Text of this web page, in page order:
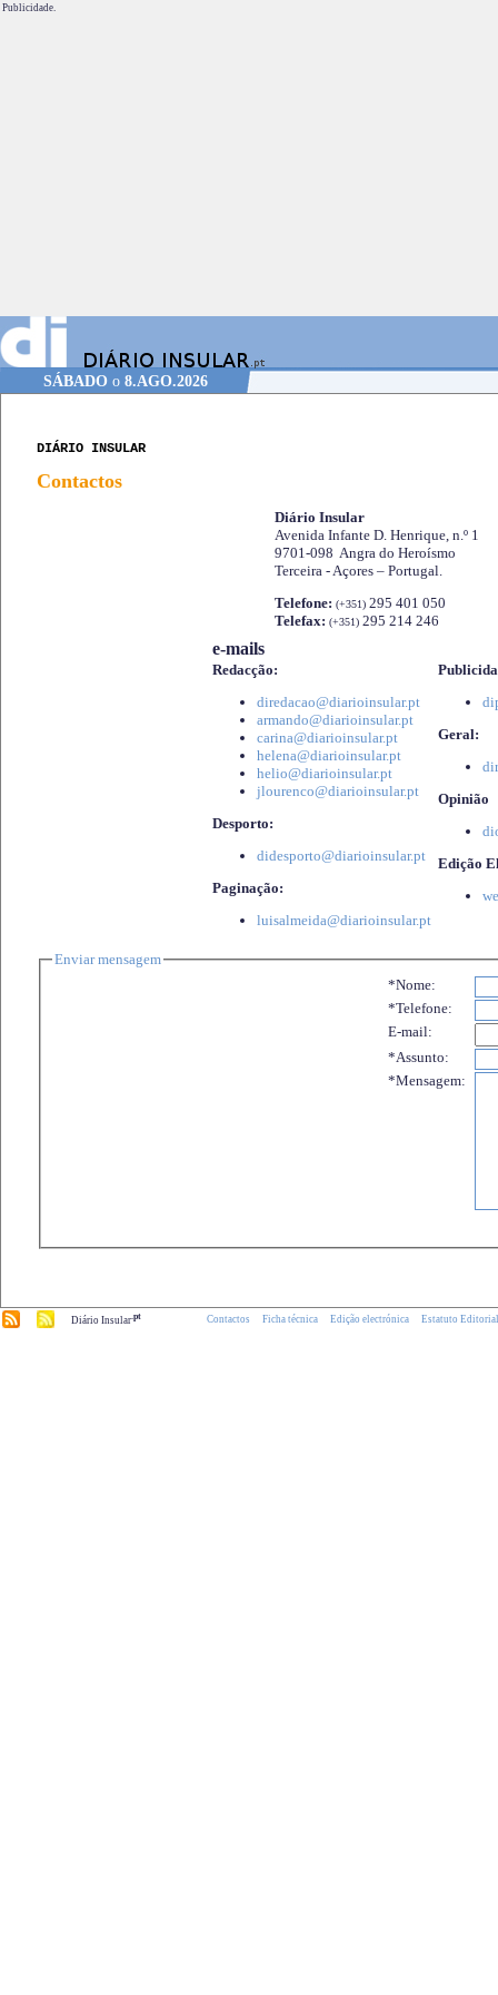
Publicidade.
SÁBADOo 8.AGO.2026
DIÁRIO INSULAR
Contactos
Diário Insular
Avenida Infante D. Henrique, n.º 1
9701-098 Angra do Heroísmo
Terceira - Açores – Portugal.
Telefone: (+351) 295 401 050
Telefax: (+351) 295 214 246
e-mails
Redacção:
diredacao@diarioinsular.pt
armando@diarioinsular.pt
carina@diarioinsular.pt
helena@diarioinsular.pt
helio@diarioinsular.pt
jlourenco@diarioinsular.pt
Desporto:
didesporto@diarioinsular.pt
Paginação:
luisalmeida@diarioinsular.pt
Geral:
Opinião
Edição
Enviar mensagem
*Nome:
*Telefone:
E-mail:
*Assunto:
*Mensagem:
Diário Insular.pt Contactos Ficha técnica Edição electrónica Estatuto Editorial